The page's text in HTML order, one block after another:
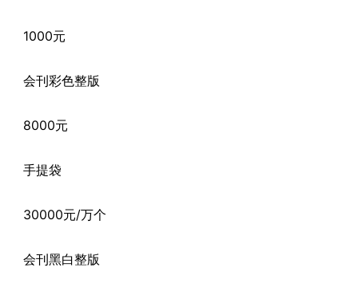
1000元
会刊彩色整版
8000元
手提袋
30000元/万个
会刊黑白整版